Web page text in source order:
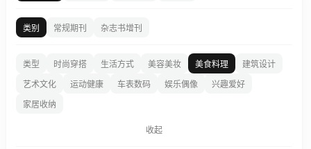
类别 常规期刊 杂志书增刊
类型 时尚穿搭 生活方式 美容美妆 美食料理
建筑设计
艺术文化
运动健康 车表数码 娱乐偶像
兴趣爱好
家居收纳
收起